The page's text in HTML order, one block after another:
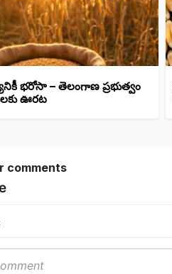
భరోసా – తెలంగాణ ప్రభుత్వం
ఊరట
comments